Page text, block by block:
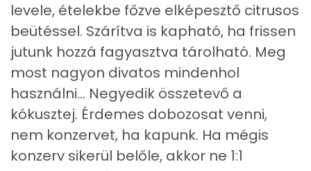
Niacin - B3 vitamin:
7 mg
Pantoténsav - B5 vitamin:
0 mg
Folsav - B9-vitamin:
56 micro
Kolin:
69 mg
Retinol - A vitamin:
21 micro
levele, ételekbe főzve elképesztő citrusos
beütéssel. Szárítva is kapható, ha frissen
jutunk hozzá fagyasztva tárolható. Meg
most nagyon divatos mindenhol
használni... Negyedik összetevő a
kókusztej. Érdemes dobozosat venni,
nem konzervet, ha kapunk. Ha mégis
konzerv sikerül belőle, akkor ne 1:1